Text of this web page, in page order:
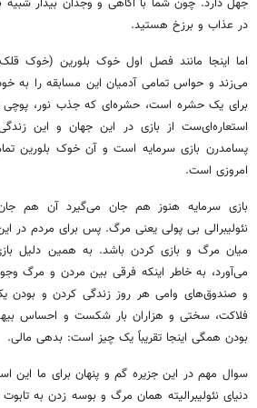
در عذاب و برزخ هستید.
اما اینجا مانند فصل اول خوک بلورین (خوک
می‌زند و حواس تمامی آدمیان این مسابقه را به
برای یک حشره است، حشره‌ای که جذب نور،
استعاره‌ای‌ست از بازی در این جهان و این
پسامدرن بازی سرمایه است و آن خوک بلورین
امروزی است.
بازی سرمایه هنوز هم جان می‌گیرد آن هم
نئولیبرالی بی پولی یعنی مرگ. پس برای مردم در
میان مرگ و بازی کردن باشد. به همین دلیل
می‌آورد، به خاطر اینکه فرقی بین مردن و مرگ
و صندوق‌های وامی هر روز زندگی کردن و بودن
فلاکت، سختی و هزاران بار شکست و احساس
بودن همگی اینجا تقریباً یک چیز است: بدهی مالی.
سوال مهم در این جزیره گم و پنهان برای ما این
دنیای نئولیبرالیته همان مرگ و بوسه زدن به